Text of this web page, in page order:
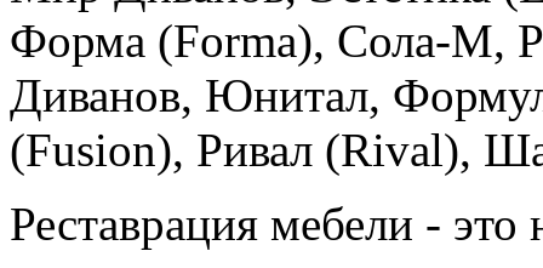
Форма (Forma), Сола-М,
Диванов, Юнитал,
(Fusion), Ривал (Rival),
Реставрация мебели - это